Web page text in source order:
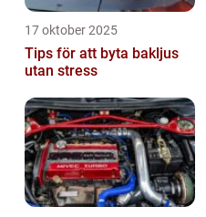
17 oktober 2025
Tips för att byta bakljus
utan stress